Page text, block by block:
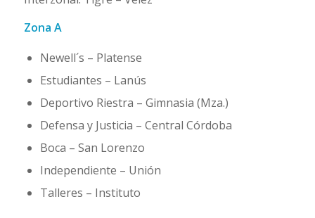
Zona A
Newell´s – Platense
Estudiantes – Lanús
Deportivo Riestra – Gimnasia (Mza.)
Defensa y Justicia – Central Córdoba
Boca – San Lorenzo
Independiente – Unión
Talleres – Instituto